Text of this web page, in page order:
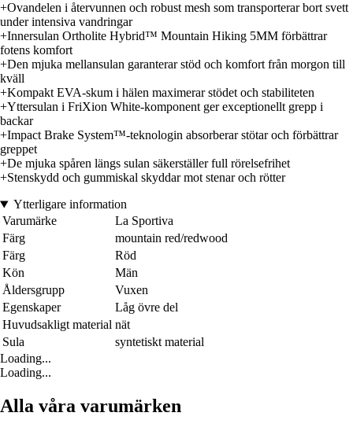
+Ovandelen i återvunnen och robust mesh som transporterar bort svett
under intensiva vandringar
+Innersulan Ortholite Hybrid™ Mountain Hiking 5MM förbättrar
fotens komfort
+Den mjuka mellansulan garanterar stöd och komfort från morgon till
kväll
+Kompakt EVA-skum i hälen maximerar stödet och stabiliteten
+Yttersulan i FriXion White-komponent ger exceptionellt grepp i
backar
+Impact Brake System™-teknologin absorberar stötar och förbättrar
greppet
+De mjuka spåren längs sulan säkerställer full rörelsefrihet
+Stenskydd och gummiskal skyddar mot stenar och rötter
Ytterligare information
Varumärke
La Sportiva
Färg
mountain red/redwood
Färg
Röd
Kön
Män
Åldersgrupp
Vuxen
Egenskaper
Låg övre del
Huvudsakligt material nät
Sula
syntetiskt material
Loading...
Loading...
Alla våra varumärken